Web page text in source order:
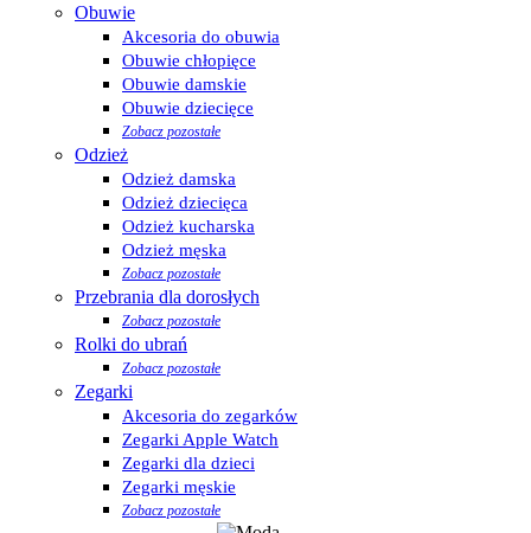
Obuwie
Akcesoria do obuwia
Obuwie chłopięce
Obuwie damskie
Obuwie dziecięce
Zobacz pozostałe
Odzież
Odzież damska
Odzież dziecięca
Odzież kucharska
Odzież męska
Zobacz pozostałe
Przebrania dla dorosłych
Zobacz pozostałe
Rolki do ubrań
Zobacz pozostałe
Zegarki
Akcesoria do zegarków
Zegarki Apple Watch
Zegarki dla dzieci
Zegarki męskie
Zobacz pozostałe